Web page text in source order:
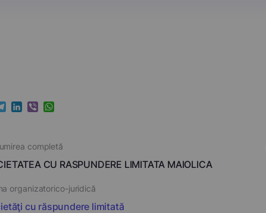
LinkedIn
ViberWhatsApp
completă
CU RASPUNDERE LIMITATA MAIOLICA
organizatorico-juridică
cu răspundere limitată